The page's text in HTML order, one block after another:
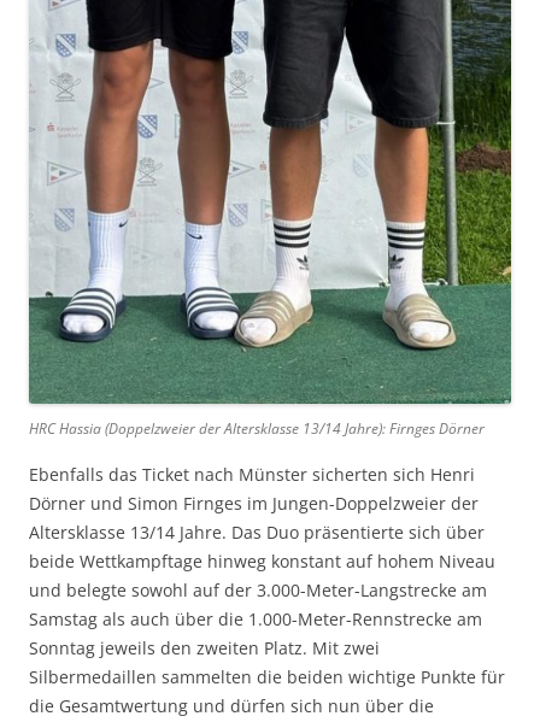
HRC Hassia (Doppelzweier der Altersklasse 13/14 Jahre): Firnges Dörner
Ebenfalls das Ticket nach Münster sicherten sich Henri
Dörner und Simon Firnges im Jungen-Doppelzweier der
Altersklasse 13/14 Jahre. Das Duo präsentierte sich über
beide Wettkampftage hinweg konstant auf hohem Niveau
und belegte sowohl auf der 3.000-Meter-Langstrecke am
Samstag als auch über die 1.000-Meter-Rennstrecke am
Sonntag jeweils den zweiten Platz. Mit zwei
Silbermedaillen sammelten die beiden wichtige Punkte für
die Gesamtwertung und dürfen sich nun über die